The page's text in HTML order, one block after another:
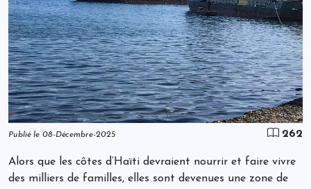
Publié le 08-Décembre-2025 262
Alors que les côtes d’Haïti devraient nourrir et faire vivre
des milliers de familles, elles sont devenues une zone de